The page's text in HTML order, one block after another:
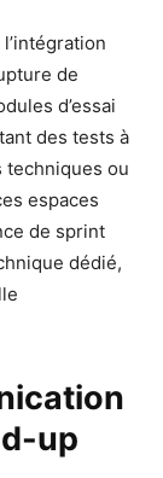
de
d’essai
des tests à
techniques ou
espaces
de sprint
dédié,
up